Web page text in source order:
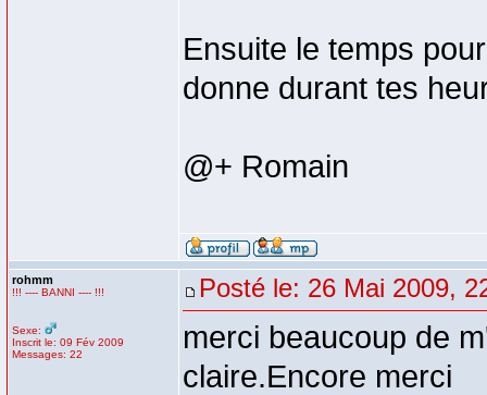
Ensuite le temps
donne durant tes
@+ Romain
rohmm
!!! ---- BANNI ---- !!!
Sexe:
Inscrit le: 09 Fév 2009
Messages: 22
Posté le: 26 Mai 2009,
merci beaucoup de
claire.Encore merci